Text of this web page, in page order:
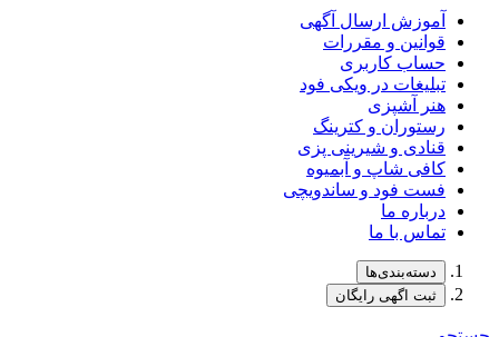
آموزش ارسال آگهی
قوانین و مقررات
حساب کاربری
تبلیغات در ویکی فود
هنر آشپزی
رستوران و کترینگ
قنادی و شیرینی پزی
کافی شاپ و آبمیوه
فست فود و ساندویچی
درباره ما
تماس با ما
دسته‌بندی‌ها
ثبت اگهی رایگان